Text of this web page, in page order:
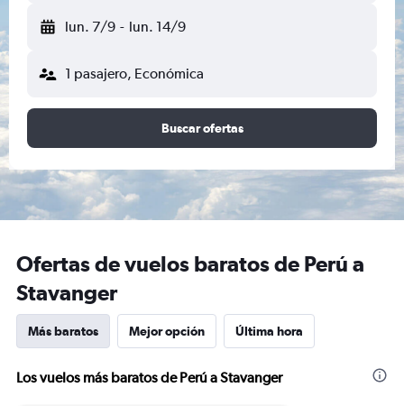
lun. 7/9 - lun. 14/9
1 pasajero, Económica
Buscar ofertas
Ofertas de vuelos baratos de Perú a
Stavanger
Más baratos Mejor opción Última hora
Los vuelos más baratos de Perú a Stavanger